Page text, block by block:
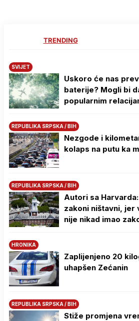
TRENDING
SVIJET
Uskoro će nas
baterije? Mogli bi
popularnim
REPUBLIKA SRPSKA / BIH
Nezgode i
kolaps na putu ka
REPUBLIKA SRPSKA / BIH
Autori sa
zakoni ništavni,
nije nikad imao
HRONIKA
Zaplijenjeno 20
uhapšen Zećanin
REPUBLIKA SRPSKA / BIH
Stiže promjena